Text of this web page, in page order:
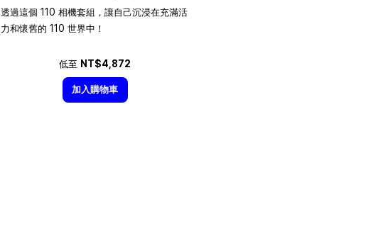
透過這個 110 相機套組，讓自己沉浸在充滿活
力和懷舊的 110 世界中！
低至 NT$4,872
加入購物車